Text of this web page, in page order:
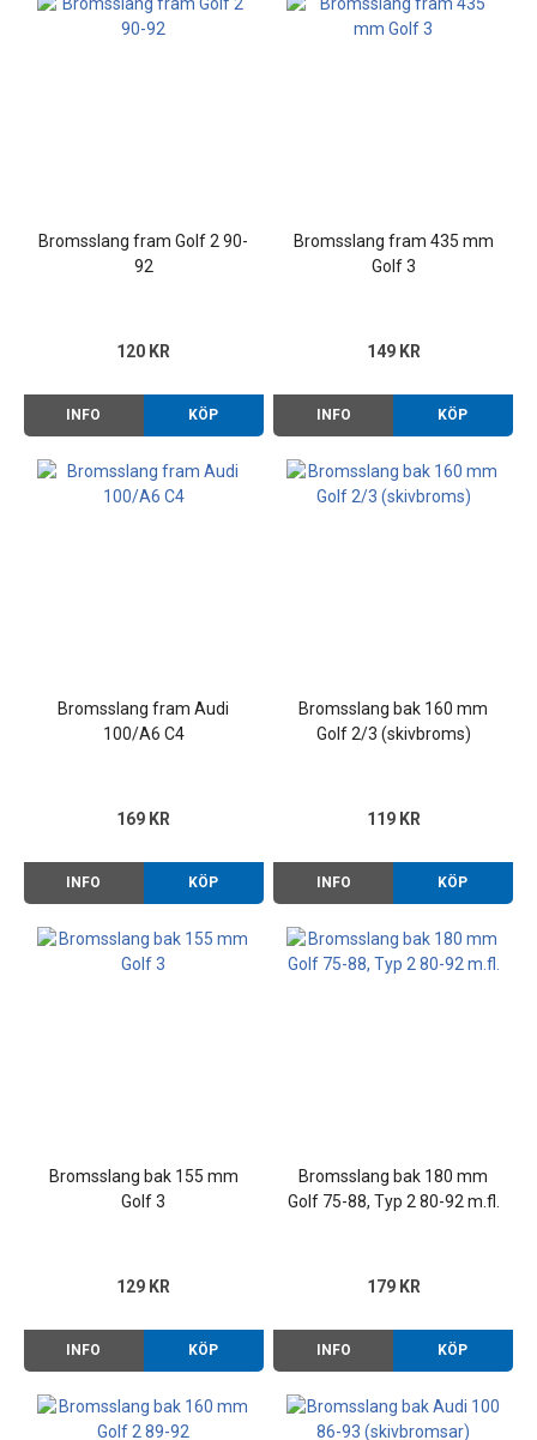
Bromsslang fram Golf 2 90-
92
120 KR
INFO KÖP
Bromsslang fram 435 mm
Golf 3
149 KR
INFO KÖP
Bromsslang fram Audi
100/A6 C4
169 KR
INFO KÖP
Bromsslang bak 160 mm
Golf 2/3 (skivbroms)
119 KR
INFO KÖP
Bromsslang bak 155 mm
Golf 3
129 KR
INFO KÖP
Bromsslang bak 180 mm
Golf 75-88, Typ 2 80-92 m.fl.
179 KR
INFO KÖP